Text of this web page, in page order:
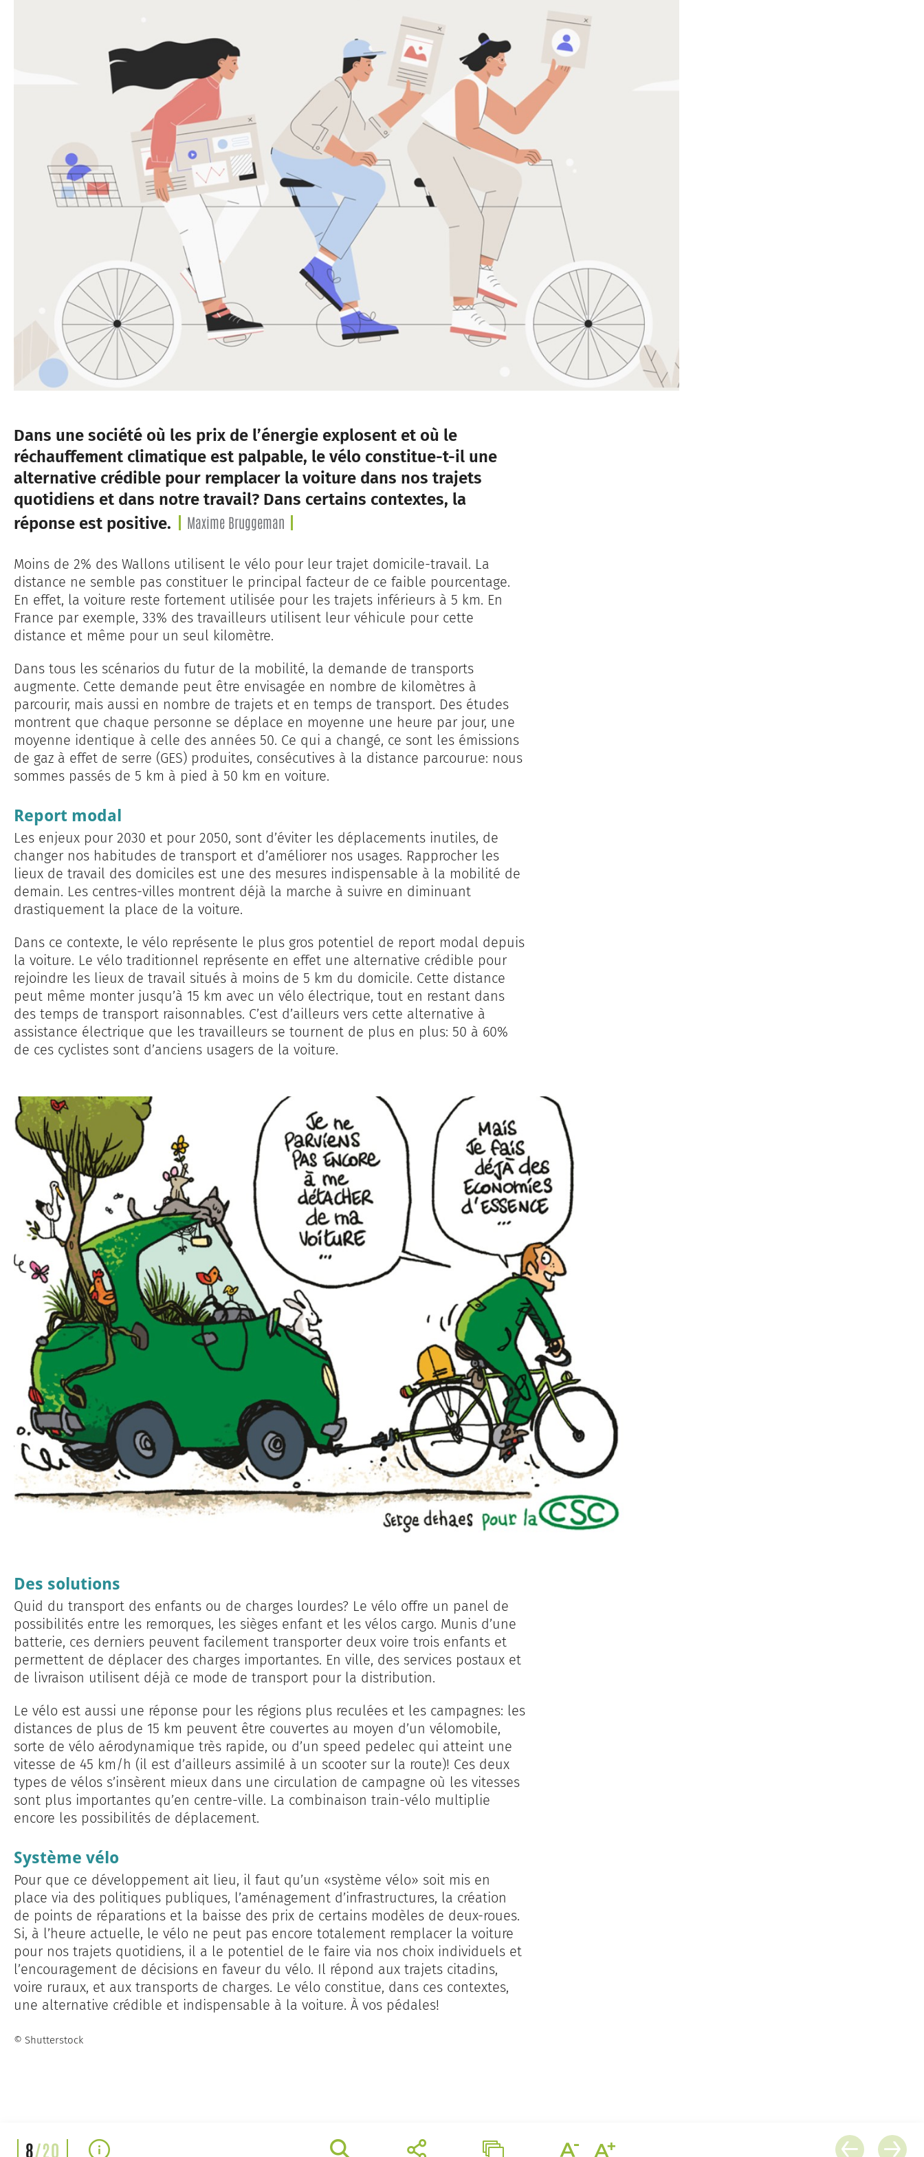
Dans une société où les prix de l’énergie explosent et où le
réchauffement climatique est palpable, le vélo constitue-t-il une
alternative crédible pour remplacer la voiture dans nos trajets
quotidiens et dans notre travail? Dans certains contextes, la
réponse est positive.
Maxime Bruggeman
Moins de 2% des Wallons utilisent le vélo pour leur trajet domicile-travail. La
distance ne semble pas constituer le principal facteur de ce faible pourcentage.
En effet, la voiture reste fortement utilisée pour les trajets inférieurs à 5 km. En
France par exemple, 33% des travailleurs utilisent leur véhicule pour cette
distance et même pour un seul kilomètre.
Dans tous les scénarios du futur de la mobilité, la demande de transports
augmente. Cette demande peut être envisagée en nombre de kilomètres à
parcourir, mais aussi en nombre de trajets et en temps de transport. Des études
montrent que chaque personne se déplace en moyenne une heure par jour, une
moyenne identique à celle des années 50. Ce qui a changé, ce sont les émissions
de gaz à effet de serre (GES) produites, consécutives à la distance parcourue: nous
sommes passés de 5 km à pied à 50 km en voiture.
Report modal
Les enjeux pour 2030 et pour 2050, sont d’éviter les déplacements inutiles, de
changer nos habitudes de transport et d’améliorer nos usages. Rapprocher les
lieux de travail des domiciles est une des mesures indispensable à la mobilité de
demain. Les centres-villes montrent déjà la marche à suivre en diminuant
drastiquement la place de la voiture.
Dans ce contexte, le vélo représente le plus gros potentiel de report modal depuis
la voiture. Le vélo traditionnel représente en effet une alternative crédible pour
rejoindre les lieux de travail situés à moins de 5 km du domicile. Cette distance
peut même monter jusqu’à 15 km avec un vélo électrique, tout en restant dans
des temps de transport raisonnables. C’est d’ailleurs vers cette alternative à
assistance électrique que les travailleurs se tournent de plus en plus: 50 à 60%
de ces cyclistes sont d’anciens usagers de la voiture.
Des solutions
Quid du transport des enfants ou de charges lourdes? Le vélo offre un panel de
possibilités entre les remorques, les sièges enfant et les vélos cargo. Munis d’une
batterie, ces derniers peuvent facilement transporter deux voire trois enfants et
permettent de déplacer des charges importantes. En ville, des services postaux et
de livraison utilisent déjà ce mode de transport pour la distribution.
Le vélo est aussi une réponse pour les régions plus reculées et les campagnes: les
distances de plus de 15 km peuvent être couvertes au moyen d’un vélomobile,
sorte de vélo aérodynamique très rapide, ou d’un speed pedelec qui atteint une
vitesse de 45 km/h (il est d’ailleurs assimilé à un scooter sur la route)! Ces deux
types de vélos s’insèrent mieux dans une circulation de campagne où les vitesses
sont plus importantes qu’en centre-ville. La combinaison train-vélo multiplie
encore les possibilités de déplacement.
Système vélo
Pour que ce développement ait lieu, il faut qu’un «système vélo» soit mis en
place via des politiques publiques, l’aménagement d’infrastructures, la création
de points de réparations et la baisse des prix de certains modèles de deux-roues.
Si, à l’heure actuelle, le vélo ne peut pas encore totalement remplacer la voiture
pour nos trajets quotidiens, il a le potentiel de le faire via nos choix individuels et
l’encouragement de décisions en faveur du vélo. Il répond aux trajets citadins,
voire ruraux, et aux transports de charges. Le vélo constitue, dans ces contextes,
une alternative crédible et indispensable à la voiture. À vos pédales!
© Shutterstock
8/20